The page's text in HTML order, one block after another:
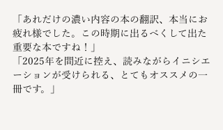
「あれだけの濃い内容の本の翻訳、本当にお
疲れ様でした。この時期に出るべくして出た
重要な本ですね！」
「2025年を間近に控え、読みながらイニシエ
ーションが受けられる、とてもオススメの一
冊です。」